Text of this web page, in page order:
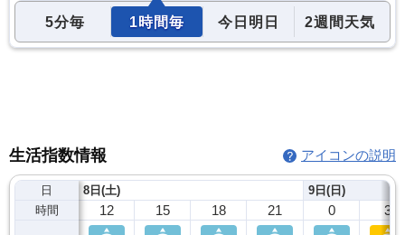
5分毎 1時間毎 今日明日 2週間天気
生活指数情報 アイコンの説明
日
時間
8日(土)
12 15 18 21
9日(日)
0 3